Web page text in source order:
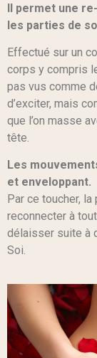
Il permet une
les parties de
Effectué sur un
corps y compris
pas vus comme
d’exciter, mais
que l’on masse
tête.
Les
et enveloppant.
Par ce toucher,
reconnecter à
délaisser suite à
Soi.